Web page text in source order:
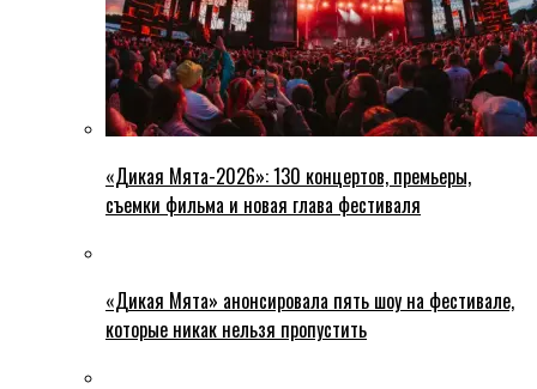
«Дикая Мята-2026»: 130 концертов, премьеры,
съемки фильма и новая глава фестиваля
«Дикая Мята» анонсировала пять шоу на фестивале,
которые никак нельзя пропустить